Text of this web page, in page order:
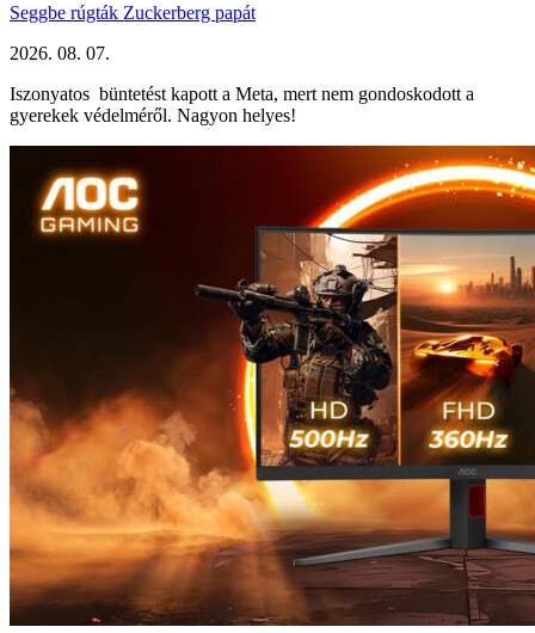
Seggbe rúgták Zuckerberg papát
2026. 08. 07.
Iszonyatos büntetést kapott a Meta, mert nem gondoskodott a
gyerekek védelméről. Nagyon helyes!